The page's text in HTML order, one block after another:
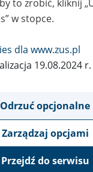
samodzielne
współpracy z kadrą
się z ofertami
to zrobić, kliknij
w stopce.
dla www.zus.pl
19.08.2024 r.
Odrzuć opcjonalne
Zarządzaj opcjami
Przejdź do serwisu